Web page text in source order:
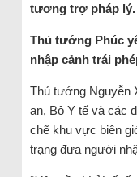
tương trợ pháp lý.
Thủ tướng Phúc
nhập cảnh trái
Thủ tướng Nguyễn
an, Bộ Y tế và các
chẽ khu vực biên
trạng đưa người